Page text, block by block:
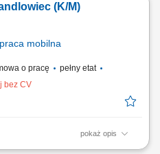
(K/M)
praca mobilna
o pracę
pełny etat
bez CV
pokaż opis
klientami firmy i dbanie o